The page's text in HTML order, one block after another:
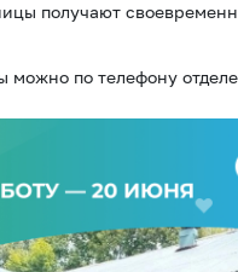
получают
можно по телефону